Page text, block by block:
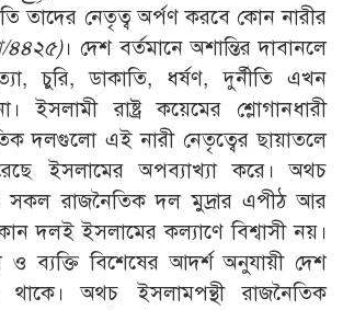
তাদের নেতৃত্ব অর্পণ করবে কোন নারীর
৪৪২৫)। দেশ বর্তমানে অশান্তির দাবানলে
চুরি, ডাকাতি, ধর্ষণ, দুর্নীতি এখন
ইসলামী রাষ্ট্র কয়েমের শ্লোগানধারী
দলগুলো এই নারী নেতৃত্বের ছায়াতলে
ইসলামের অপব্যাখ্যা করে। অথচ
সকল রাজনৈতিক দল মুদ্রার এপীঠ আর
দলই ইসলামের কল্যাণে বিশ্বাসী নয়।
ও ব্যক্তি বিশেষের আদর্শ অনুযায়ী দেশ
থাকে। অথচ ইসলামপন্থী রাজনৈতিক